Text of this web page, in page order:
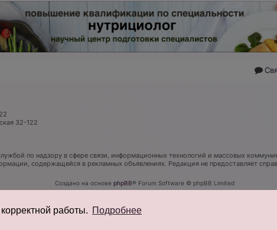
работы. Подробнее
32-122
по надзору в сфере связи, информационных технологий и массовых
содержащейся в рекламных объявлениях. Редакция не предоставляет
Создано на основе phpBB® Forum Software © phpBB Limited